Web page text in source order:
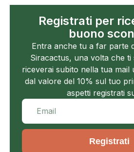
Registrati per
buono
Entra anche tu a far parte
Siracactus, una volta che ti
riceverai subito nella tua
dal valore del 10% sul tuo
aspetti registrati
Registrati